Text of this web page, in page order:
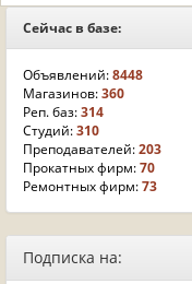
Сейчас в базе:
Объявлений:8448
Магазинов:360
Реп. баз:314
Студий:310
Преподавателей:203
Прокатных фирм:70
Ремонтных фирм:73
Подписка на: